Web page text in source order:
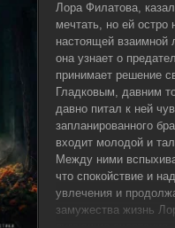
Лора Филатова,
мечтать, но ей
настоящей взаимной
она узнает о
принимает решение
Гладковым, давним
давно питал к ней
запланированного
входит молодой и
Между ними
что спокойствие и
увлечения и
замужества жизнь